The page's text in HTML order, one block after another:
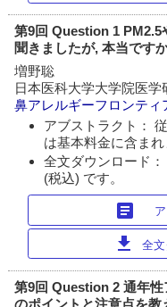
第9回 Question 1 PM2.5
聞きましたが, 本当です
増野聡
日本医科大学大学院医
鼻アレルギーフロンティ
アブストラクト：
は基本料金に含まれ
全文ダウンロード
(税込) です。
article
download 全
第9回 Question 2 通年
のポイントと注意点を教